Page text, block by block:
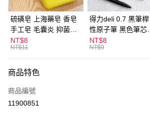
悠遊付
ATM付款
全家取貨付款
每筆NT$60，滿NT$599(含以上)免運費
付款後全家取貨
硫磺皂 上海藥皂 香皂
手工皂 毛囊炎 抑菌除
蟎 清潔護膚 去油去痘
寵物皮膚病 狗狗貓咪
NT$8
NT$11
得力deli 0.7 黑筆桿
性原子筆 黑色筆芯
S304
NT$8
NT$9
商品特色
商品編號
11900851